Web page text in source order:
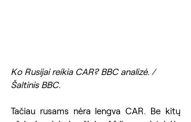
Ko Rusijai reikia CAR? BBC analizė. /
Šaltinis BBC.
Tačiau rusams nėra lengva CAR. Be kitų